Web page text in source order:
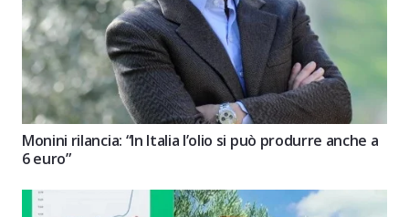
Monini rilancia: “In Italia l’olio si può produrre anche a
6 euro”